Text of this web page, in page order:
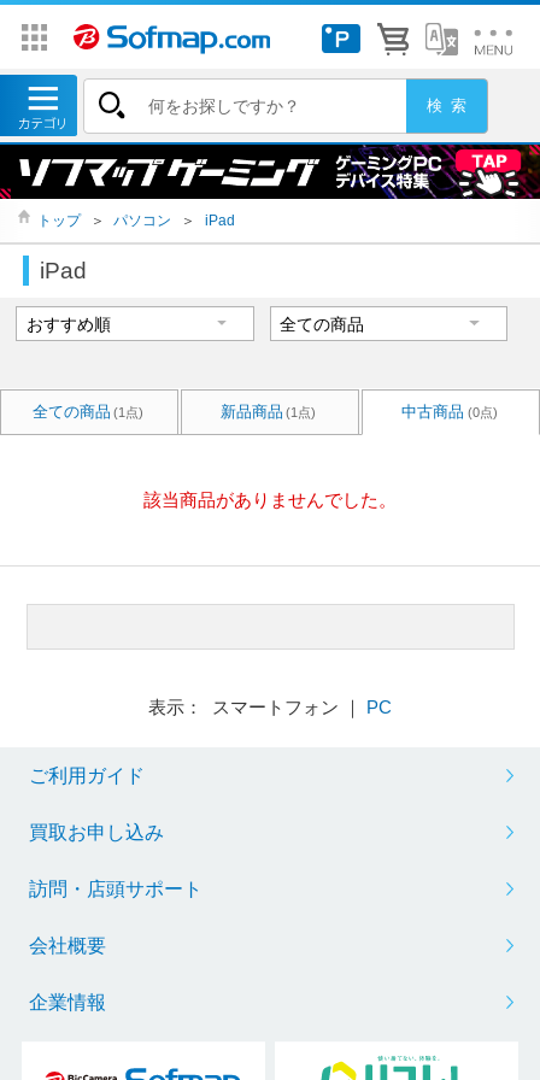
トップ ＞ パソコン ＞ iPad
iPad
全ての商品 (1点) 新品商品 (1点) 中古商品 (0点)
該当商品がありませんでした。
表示： スマートフォン ｜ PC
ご利用ガイド
買取お申し込み
訪問・店頭サポート
会社概要
企業情報